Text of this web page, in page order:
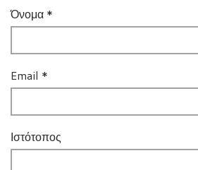
Όνομα *
Email *
Ιστότοπος